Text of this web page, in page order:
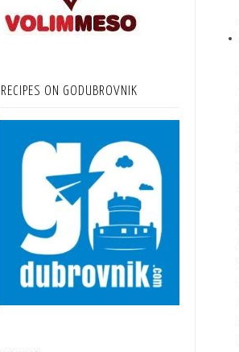
RECIPES ON GODUBROVNIK